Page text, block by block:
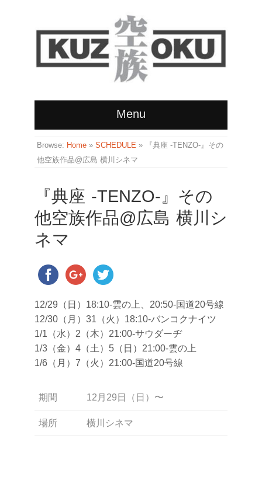
Menu
Browse: Home » SCHEDULE »
『典座 -TENZO-』その
他空族作品@広島 横川シネマ
『典座 -TENZO-』その
他空族作品@広島 横川シ
ネマ
12/29（日）18:10-雲の上、20:50-国道20号線
12/30（月）31（火）18:10-バンコクナイツ
1/1（水）2（木）21:00-サウダーヂ
1/3（金）4（土）5（日）21:00-雲の上
1/6（月）7（火）21:00-国道20号線
期間 12月29日（日）〜
場所 横川シネマ